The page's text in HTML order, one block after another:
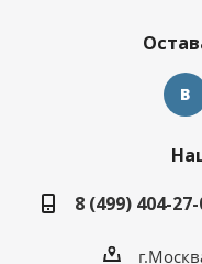
8 (499) 404-